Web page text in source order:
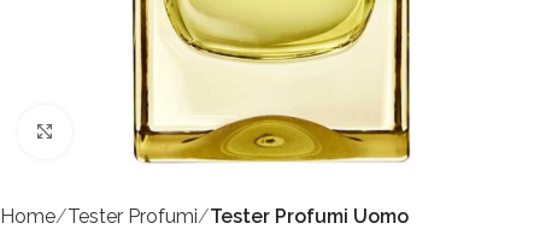
Click to enlarge
Home Tester Profumi Tester Profumi Uomo